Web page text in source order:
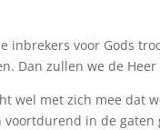
inbrekers voor Gods
Dan zullen we de
wel met zich mee dat
voortdurend in de